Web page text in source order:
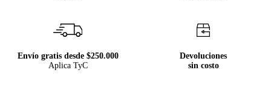
Envío gratis desde $250.000
Aplica TyC
Devoluciones
sin costo